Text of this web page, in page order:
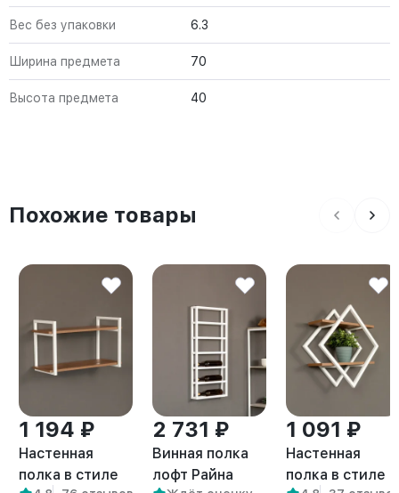
Вес без упаковки 6.3
Ширина предмета 70
Высота предмета 40
Похожие товары
1 194 ₽
Настенная
полка в стиле
2 731 ₽
Винная полка
лофт Райна
1 091 ₽
Настенная
полка в стиле